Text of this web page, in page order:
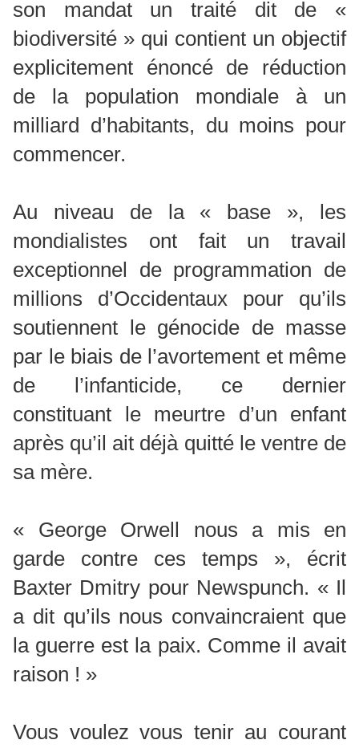
son mandat un traité dit de «
biodiversité » qui contient un objectif
explicitement énoncé de réduction
de la population mondiale à un
milliard d’habitants, du moins pour
commencer.
Au niveau de la « base », les
mondialistes ont fait un travail
exceptionnel de programmation de
millions d’Occidentaux pour qu’ils
soutiennent le génocide de masse
par le biais de l’avortement et même
de l’infanticide, ce dernier
constituant le meurtre d’un enfant
après qu’il ait déjà quitté le ventre de
sa mère.
« George Orwell nous a mis en
garde contre ces temps », écrit
Baxter Dmitry pour Newspunch. « Il
a dit qu’ils nous convaincraient que
la guerre est la paix. Comme il avait
raison ! »
Vous voulez vous tenir au courant